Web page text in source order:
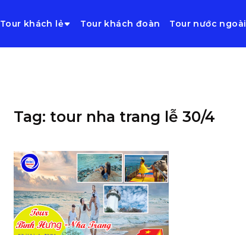
Tour khách lẻ Tour khách đoàn Tour nước ngoài
Tag: tour nha trang lễ 30/4